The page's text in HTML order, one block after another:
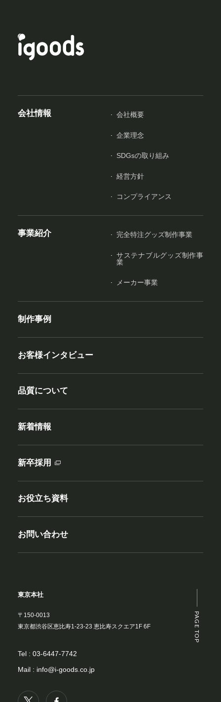
PAGE TOP
会社情報 会社概要
企業理念
SDGsの取り組み
経営方針
コンプライアンス
事業紹介 完全特注グッズ制作事業
サステナブルグッズ制作事
業
メーカー事業
制作事例
お客様インタビュー
品質について
新着情報
新卒採用
お役立ち資料
お問い合わせ
東京本社
〒150-0013
東京都渋谷区恵比寿1-23-23 恵比寿スクエア1F 6F
Tel : 03-6447-7742
Mail : info@i-goods.co.jp